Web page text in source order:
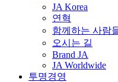
JA Korea
연혁
함께하는 사람
오시는 길
Brand JA
JA Worldwide
투명경영